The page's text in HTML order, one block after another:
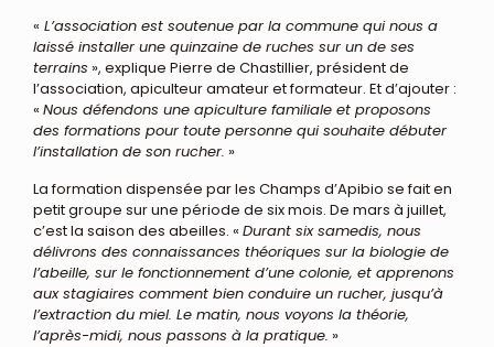
« L’association est soutenue par la commune qui nous a
laissé installer une quinzaine de ruches sur un de ses
terrains », explique Pierre de Chastillier, président de
l’association, apiculteur amateur et formateur. Et d’ajouter :
« Nous défendons une apiculture familiale et proposons
des formations pour toute personne qui souhaite débuter
l’installation de son rucher. »
La formation dispensée par les Champs d’Apibio se fait en
petit groupe sur une période de six mois. De mars à juillet,
c’est la saison des abeilles. « Durant six samedis, nous
délivrons des connaissances théoriques sur la biologie de
l’abeille, sur le fonctionnement d’une colonie, et apprenons
aux stagiaires comment bien conduire un rucher, jusqu’à
l’extraction du miel. Le matin, nous voyons la théorie,
l’après-midi, nous passons à la pratique. »